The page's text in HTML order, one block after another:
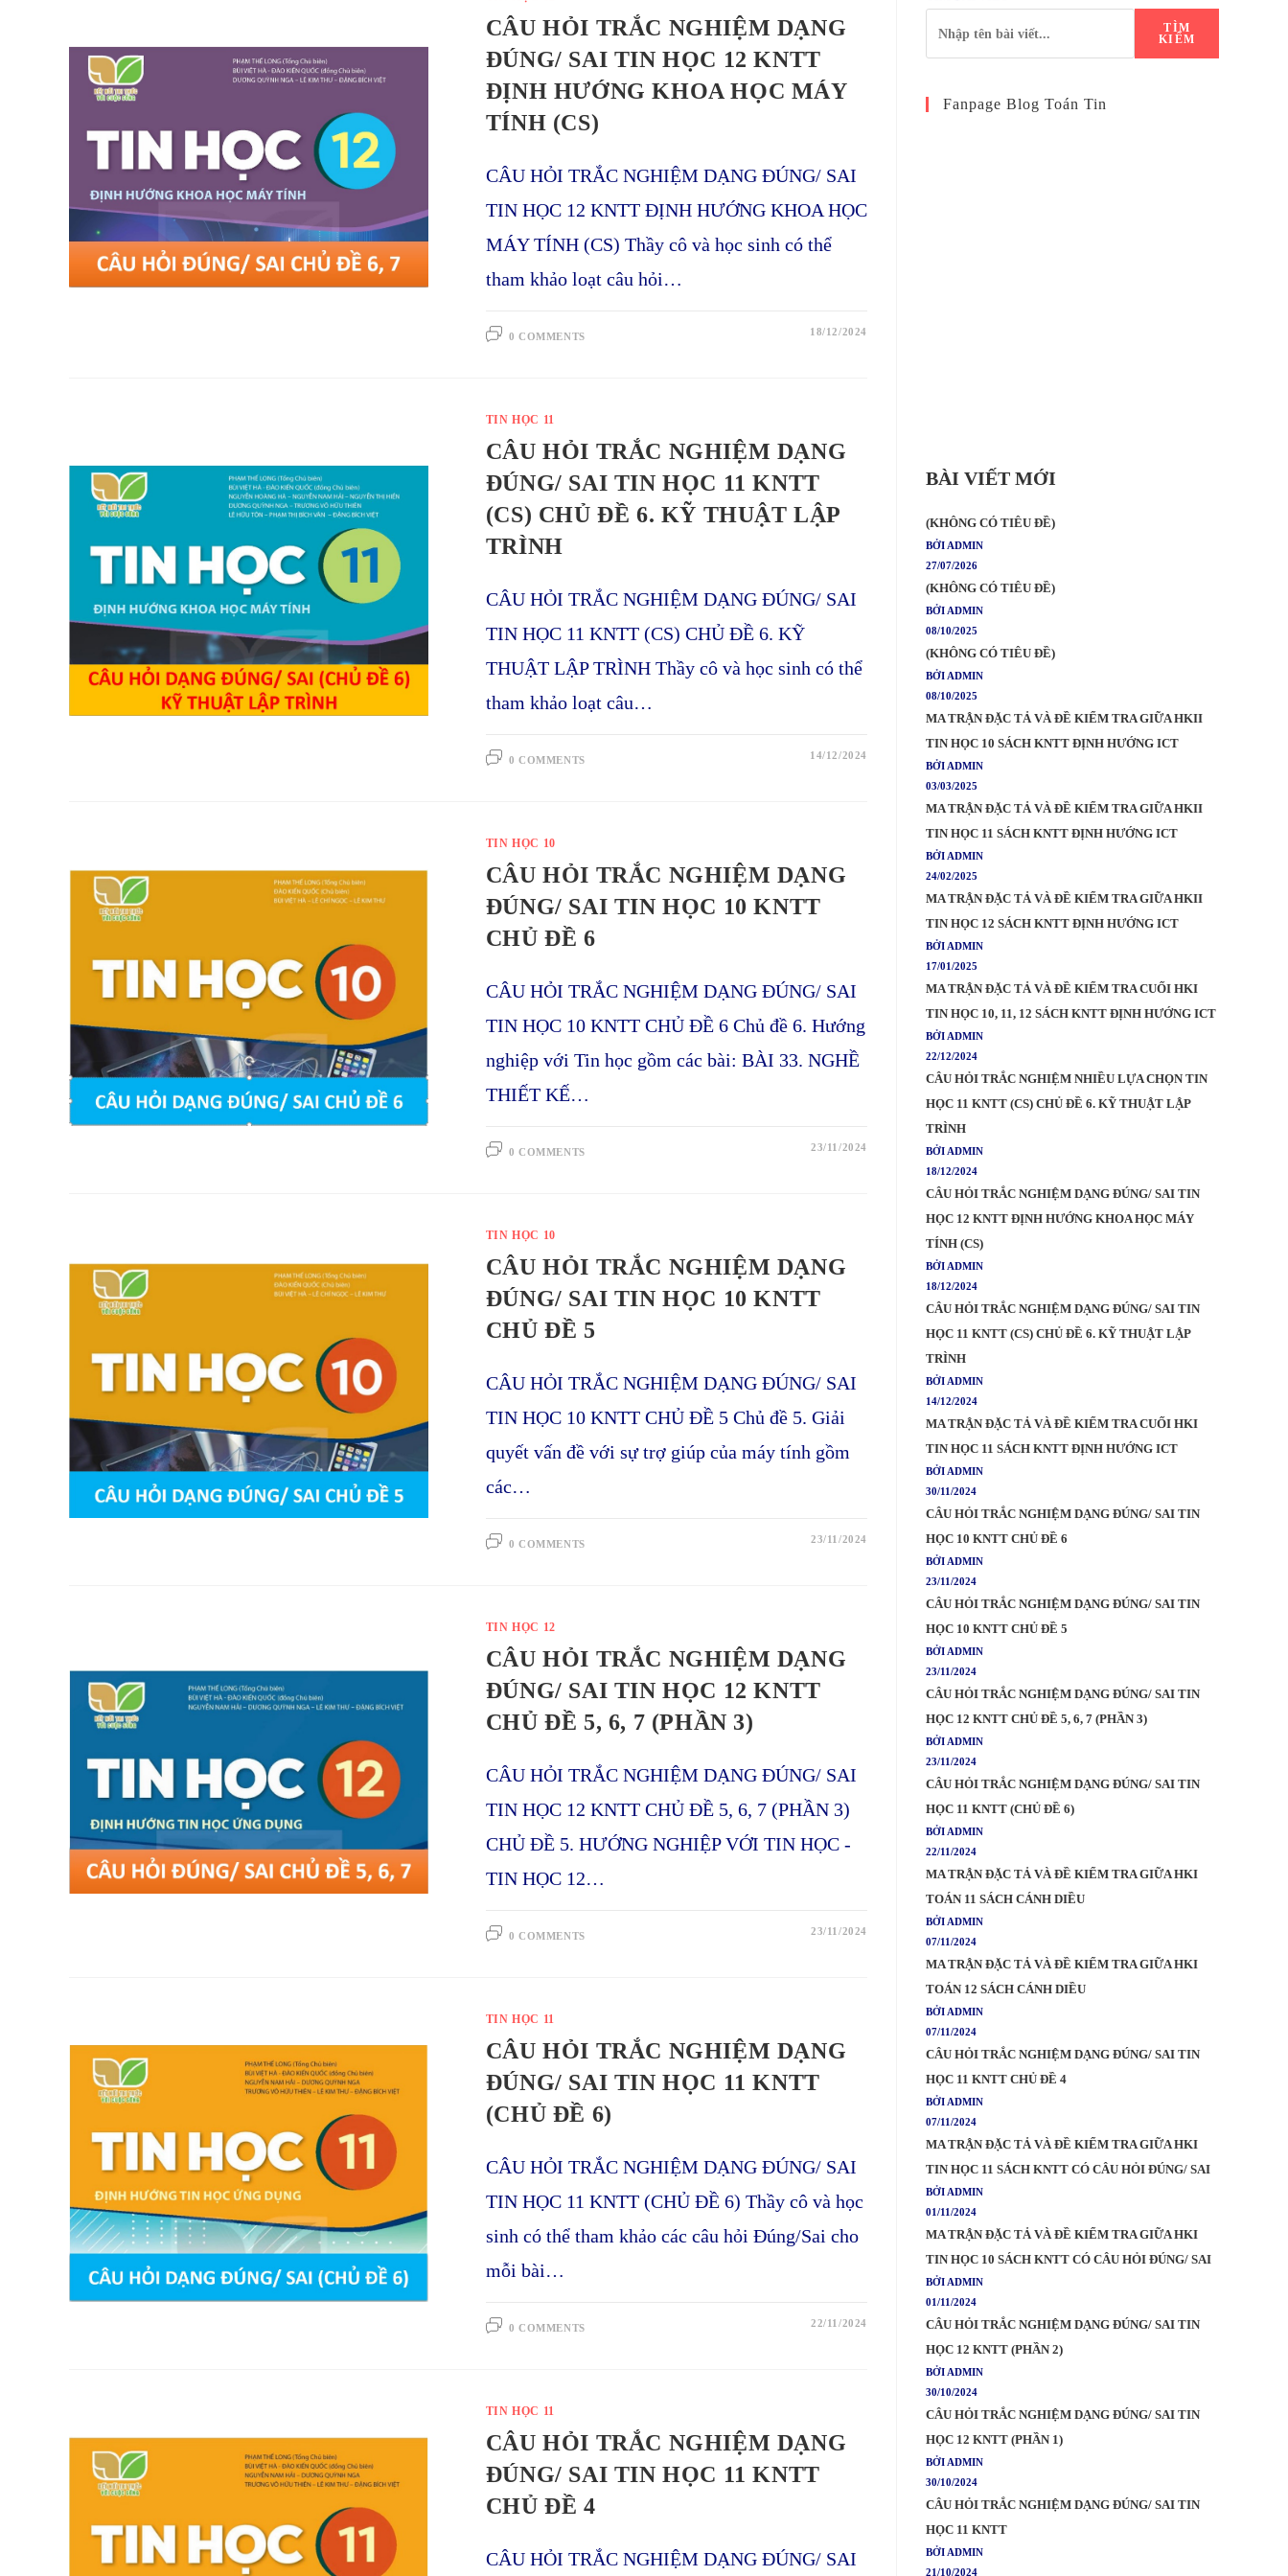
CÂU HỎI TRẮC NGHIỆM DẠNG
ĐÚNG/ SAI TIN HỌC 12 KNTT
ĐỊNH HƯỚNG KHOA HỌC MÁY
TÍNH (CS)
CÂU HỎI TRẮC NGHIỆM DẠNG ĐÚNG/ SAI
TIN HỌC 12 KNTT ĐỊNH HƯỚNG KHOA HỌC
MÁY TÍNH (CS) Thầy cô và học sinh có thể
tham khảo loạt câu hỏi…
0 COMMENTS 18/12/2024
TIN HỌC 11
CÂU HỎI TRẮC NGHIỆM DẠNG
ĐÚNG/ SAI TIN HỌC 11 KNTT
(CS) CHỦ ĐỀ 6. KỸ THUẬT LẬP
TRÌNH
CÂU HỎI TRẮC NGHIỆM DẠNG ĐÚNG/ SAI
TIN HỌC 11 KNTT (CS) CHỦ ĐỀ 6. KỸ
THUẬT LẬP TRÌNH Thầy cô và học sinh có thể
tham khảo loạt câu…
0 COMMENTS 14/12/2024
TIN HỌC 10
CÂU HỎI TRẮC NGHIỆM DẠNG
ĐÚNG/ SAI TIN HỌC 10 KNTT
CHỦ ĐỀ 6
CÂU HỎI TRẮC NGHIỆM DẠNG ĐÚNG/ SAI
TIN HỌC 10 KNTT CHỦ ĐỀ 6 Chủ đề 6. Hướng
nghiệp với Tin học gồm các bài: BÀI 33. NGHỀ
THIẾT KẾ…
0 COMMENTS 23/11/2024
TIN HỌC 10
CÂU HỎI TRẮC NGHIỆM DẠNG
ĐÚNG/ SAI TIN HỌC 10 KNTT
CHỦ ĐỀ 5
CÂU HỎI TRẮC NGHIỆM DẠNG ĐÚNG/ SAI
TIN HỌC 10 KNTT CHỦ ĐỀ 5 Chủ đề 5. Giải
quyết vấn đề với sự trợ giúp của máy tính gồm
các…
0 COMMENTS 23/11/2024
TIN HỌC 12
CÂU HỎI TRẮC NGHIỆM DẠNG
ĐÚNG/ SAI TIN HỌC 12 KNTT
CHỦ ĐỀ 5, 6, 7 (PHẦN 3)
CÂU HỎI TRẮC NGHIỆM DẠNG ĐÚNG/ SAI
TIN HỌC 12 KNTT CHỦ ĐỀ 5, 6, 7 (PHẦN 3)
CHỦ ĐỀ 5. HƯỚNG NGHIỆP VỚI TIN HỌC -
TIN HỌC 12…
0 COMMENTS 23/11/2024
TIN HỌC 11
CÂU HỎI TRẮC NGHIỆM DẠNG
ĐÚNG/ SAI TIN HỌC 11 KNTT
(CHỦ ĐỀ 6)
CÂU HỎI TRẮC NGHIỆM DẠNG ĐÚNG/ SAI
TIN HỌC 11 KNTT (CHỦ ĐỀ 6) Thầy cô và học
sinh có thể tham khảo các câu hỏi Đúng/Sai cho
mỗi bài…
0 COMMENTS 22/11/2024
TIN HỌC 11
CÂU HỎI TRẮC NGHIỆM DẠNG
ĐÚNG/ SAI TIN HỌC 11 KNTT
CHỦ ĐỀ 4
CÂU HỎI TRẮC NGHIỆM DẠNG ĐÚNG/ SAI
TÌM
KIẾM
Fanpage Blog Toán Tin
BÀI VIẾT MỚI
(KHÔNG CÓ TIÊU ĐỀ)
BỞI ADMIN
27/07/2026
(KHÔNG CÓ TIÊU ĐỀ)
BỞI ADMIN
08/10/2025
(KHÔNG CÓ TIÊU ĐỀ)
BỞI ADMIN
08/10/2025
MA TRẬN ĐẶC TẢ VÀ ĐỀ KIỂM TRA GIỮA HKII
TIN HỌC 10 SÁCH KNTT ĐỊNH HƯỚNG ICT
BỞI ADMIN
03/03/2025
MA TRẬN ĐẶC TẢ VÀ ĐỀ KIỂM TRA GIỮA HKII
TIN HỌC 11 SÁCH KNTT ĐỊNH HƯỚNG ICT
BỞI ADMIN
24/02/2025
MA TRẬN ĐẶC TẢ VÀ ĐỀ KIỂM TRA GIỮA HKII
TIN HỌC 12 SÁCH KNTT ĐỊNH HƯỚNG ICT
BỞI ADMIN
17/01/2025
MA TRẬN ĐẶC TẢ VÀ ĐỀ KIỂM TRA CUỐI HKI
TIN HỌC 10, 11, 12 SÁCH KNTT ĐỊNH HƯỚNG ICT
BỞI ADMIN
22/12/2024
CÂU HỎI TRẮC NGHIỆM NHIỀU LỰA CHỌN TIN
HỌC 11 KNTT (CS) CHỦ ĐỀ 6. KỸ THUẬT LẬP
TRÌNH
BỞI ADMIN
18/12/2024
CÂU HỎI TRẮC NGHIỆM DẠNG ĐÚNG/ SAI TIN
HỌC 12 KNTT ĐỊNH HƯỚNG KHOA HỌC MÁY
TÍNH (CS)
BỞI ADMIN
18/12/2024
CÂU HỎI TRẮC NGHIỆM DẠNG ĐÚNG/ SAI TIN
HỌC 11 KNTT (CS) CHỦ ĐỀ 6. KỸ THUẬT LẬP
TRÌNH
BỞI ADMIN
14/12/2024
MA TRẬN ĐẶC TẢ VÀ ĐỀ KIỂM TRA CUỐI HKI
TIN HỌC 11 SÁCH KNTT ĐỊNH HƯỚNG ICT
BỞI ADMIN
30/11/2024
CÂU HỎI TRẮC NGHIỆM DẠNG ĐÚNG/ SAI TIN
HỌC 10 KNTT CHỦ ĐỀ 6
BỞI ADMIN
23/11/2024
CÂU HỎI TRẮC NGHIỆM DẠNG ĐÚNG/ SAI TIN
HỌC 10 KNTT CHỦ ĐỀ 5
BỞI ADMIN
23/11/2024
CÂU HỎI TRẮC NGHIỆM DẠNG ĐÚNG/ SAI TIN
HỌC 12 KNTT CHỦ ĐỀ 5, 6, 7 (PHẦN 3)
BỞI ADMIN
23/11/2024
CÂU HỎI TRẮC NGHIỆM DẠNG ĐÚNG/ SAI TIN
HỌC 11 KNTT (CHỦ ĐỀ 6)
BỞI ADMIN
22/11/2024
MA TRẬN ĐẶC TẢ VÀ ĐỀ KIỂM TRA GIỮA HKI
TOÁN 11 SÁCH CÁNH DIỀU
BỞI ADMIN
07/11/2024
MA TRẬN ĐẶC TẢ VÀ ĐỀ KIỂM TRA GIỮA HKI
TOÁN 12 SÁCH CÁNH DIỀU
BỞI ADMIN
07/11/2024
CÂU HỎI TRẮC NGHIỆM DẠNG ĐÚNG/ SAI TIN
HỌC 11 KNTT CHỦ ĐỀ 4
BỞI ADMIN
07/11/2024
MA TRẬN ĐẶC TẢ VÀ ĐỀ KIỂM TRA GIỮA HKI
TIN HỌC 11 SÁCH KNTT CÓ CÂU HỎI ĐÚNG/ SAI
BỞI ADMIN
01/11/2024
MA TRẬN ĐẶC TẢ VÀ ĐỀ KIỂM TRA GIỮA HKI
TIN HỌC 10 SÁCH KNTT CÓ CÂU HỎI ĐÚNG/ SAI
BỞI ADMIN
01/11/2024
CÂU HỎI TRẮC NGHIỆM DẠNG ĐÚNG/ SAI TIN
HỌC 12 KNTT (PHẦN 2)
BỞI ADMIN
30/10/2024
CÂU HỎI TRẮC NGHIỆM DẠNG ĐÚNG/ SAI TIN
HỌC 12 KNTT (PHẦN 1)
BỞI ADMIN
30/10/2024
CÂU HỎI TRẮC NGHIỆM DẠNG ĐÚNG/ SAI TIN
HỌC 11 KNTT
BỞI ADMIN
21/10/2024